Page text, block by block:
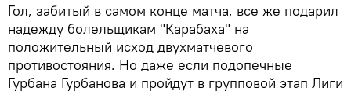
Гол, забитый в самом конце матча, все же подарил
надежду болельщикам "Карабаха" на
положительный исход двухматчевого
противостояния. Но даже если подопечные
Гурбана Гурбанова и пройдут в групповой этап Лиги